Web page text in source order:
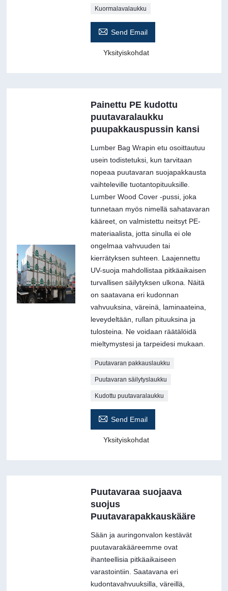
Kuormalavalaukku
 Send Email
Yksityiskohdat
Painettu PE kudottu
puutavaralaukku
puupakkauspussin kansi
Lumber Bag Wrapin etu osoittautuu
usein todistetuksi, kun tarvitaan
nopeaa puutavaran suojapakkausta
vaihteleville tuotantopituuksille.
Lumber Wood Cover -pussi, joka
tunnetaan myös nimellä sahatavaran
kääreet, on valmistettu neitsyt PE-
materiaalista, jotta sinulla ei ole
ongelmaa vahvuuden tai
kierrätyksen suhteen. Laajennettu
UV-suoja mahdollistaa pitkäaikaisen
turvallisen säilytyksen ulkona. Näitä
on saatavana eri kudonnan
vahvuuksina, väreinä, laminaateina,
leveydeltään, rullan pituuksina ja
tulosteina. Ne voidaan räätälöidä
mieltymystesi ja tarpeidesi mukaan.
Puutavaran pakkauslaukku
Puutavaran säilytyslaukku
Kudottu puutavaralaukku
 Send Email
Yksityiskohdat
Puutavaraa suojaava
suojus
Puutavarapakkauskääre
Sään ja auringonvalon kestävät
puutavarakääreemme ovat
ihanteellisia pitkäaikaiseen
varastointiin. Saatavana eri
kudontavahvuuksilla, väreillä,